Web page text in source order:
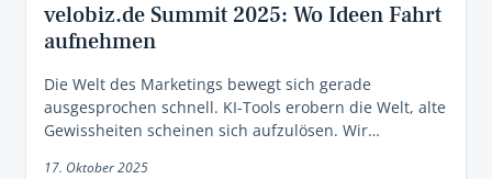
velobiz.de Summit 2025: Wo Ideen Fahrt
aufnehmen
Die Welt des Marketings bewegt sich gerade
ausgesprochen schnell. KI-Tools erobern die Welt, alte
Gewissheiten scheinen sich aufzulösen. Wir…
17. Oktober 2025